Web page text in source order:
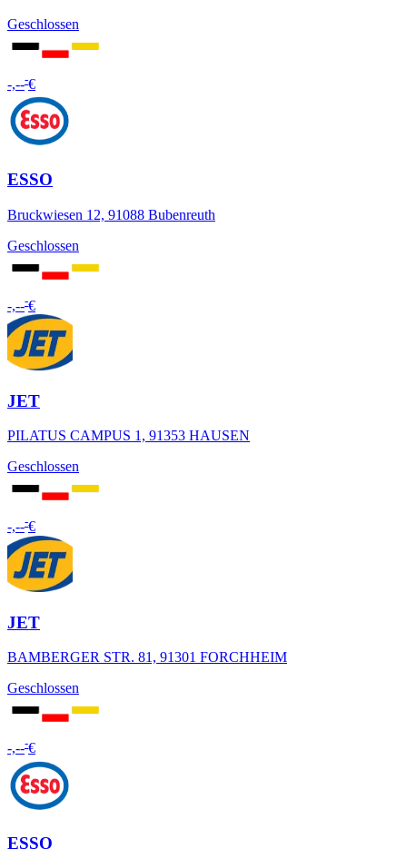
Geschlossen
-,---€
ESSO
Bruckwiesen 12, 91088 Bubenreuth
Geschlossen
-,---€
JET
PILATUS CAMPUS 1, 91353 HAUSEN
Geschlossen
-,---€
JET
BAMBERGER STR. 81, 91301 FORCHHEIM
Geschlossen
-,---€
ESSO